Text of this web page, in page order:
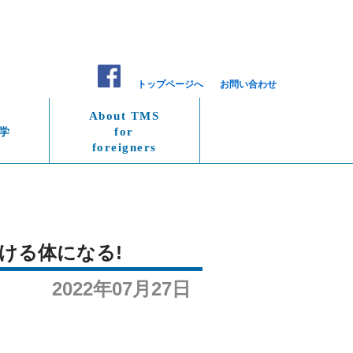
トップページへ お問い合わせ
About TMS
for
foreigners
る体になる!
2022年07月27日